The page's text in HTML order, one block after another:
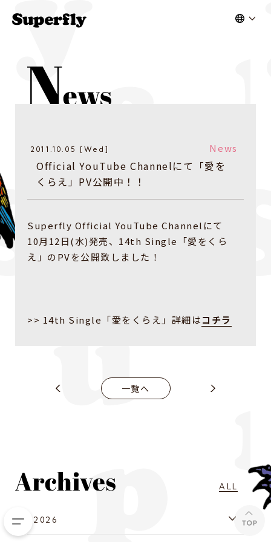
2011.10.05 [Wed] News
Official YouTube Channelにて「愛を
くらえ」PV公開中！！
Superfly Official YouTube Channelにて
10月12日(水)発売、14th Single「愛をくら
え」のPVを公開致しました！
>> 14th Single「愛をくらえ」詳細はコチラ
一覧へ
ALL
2026